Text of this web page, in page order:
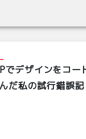
でデザインをコー
だ私の試行錯誤記